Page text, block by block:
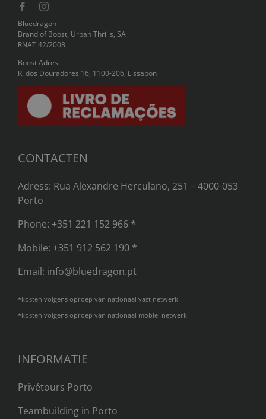
Bluedragon
Brand of Boost, Urban Thrills, SA
RNAT 42/2008
Boost Adres:
R. dos Douradores 16, 1100-206, Lissabon
CONTACTEN
Adress: Rua Alexandre Herculano, 251 – 4000-053
Porto
Phone: +351 221 152 966 *
Mobile: +351 912 562 190 *
Email: info@bluedragon.pt
*kosten volgens oproep van nationaal vast netwerk
*kosten volgens oproep van nationaal mobiel netwerk
INFORMATIE
Privétours Porto
Teambuilding in Porto​